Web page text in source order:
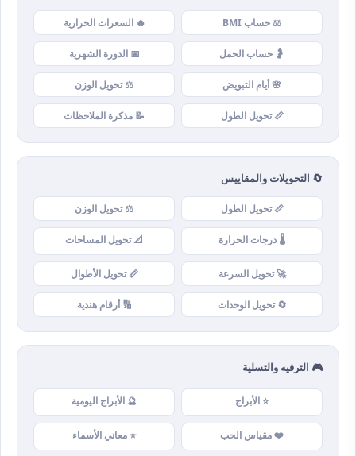
⚖️ حساب BMI 🔥 السعرات الحرارية
🤰 حساب الحمل 📅 الدورة الشهرية
🌸 أيام التبويض ⚖️ تحويل الوزن
📏 تحويل الطول 📝 مذكرة الملاحظات
🔄 التحويلات والمقاييس
📏 تحويل الطول ⚖️ تحويل الوزن
🌡️ درجات الحرارة 📐 تحويل المساحات
🚀 تحويل السرعة 📏 تحويل الأطوال
🔄 تحويل الوحدات 🔢 أرقام هندية
🎮 الترفيه والتسلية
⭐ الأبراج 🔮 الأبراج اليومية
❤️ مقياس الحب ⭐ معاني الأسماء